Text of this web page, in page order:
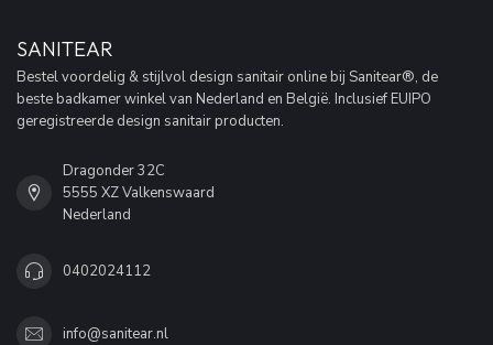
SANITEAR
Bestel voordelig & stijlvol design sanitair online bij Sanitear®, de
beste badkamer winkel van Nederland en België. Inclusief EUIPO
geregistreerde design sanitair producten.
Dragonder 32C
5555 XZ Valkenswaard
Nederland
0402024112
info@sanitear.nl